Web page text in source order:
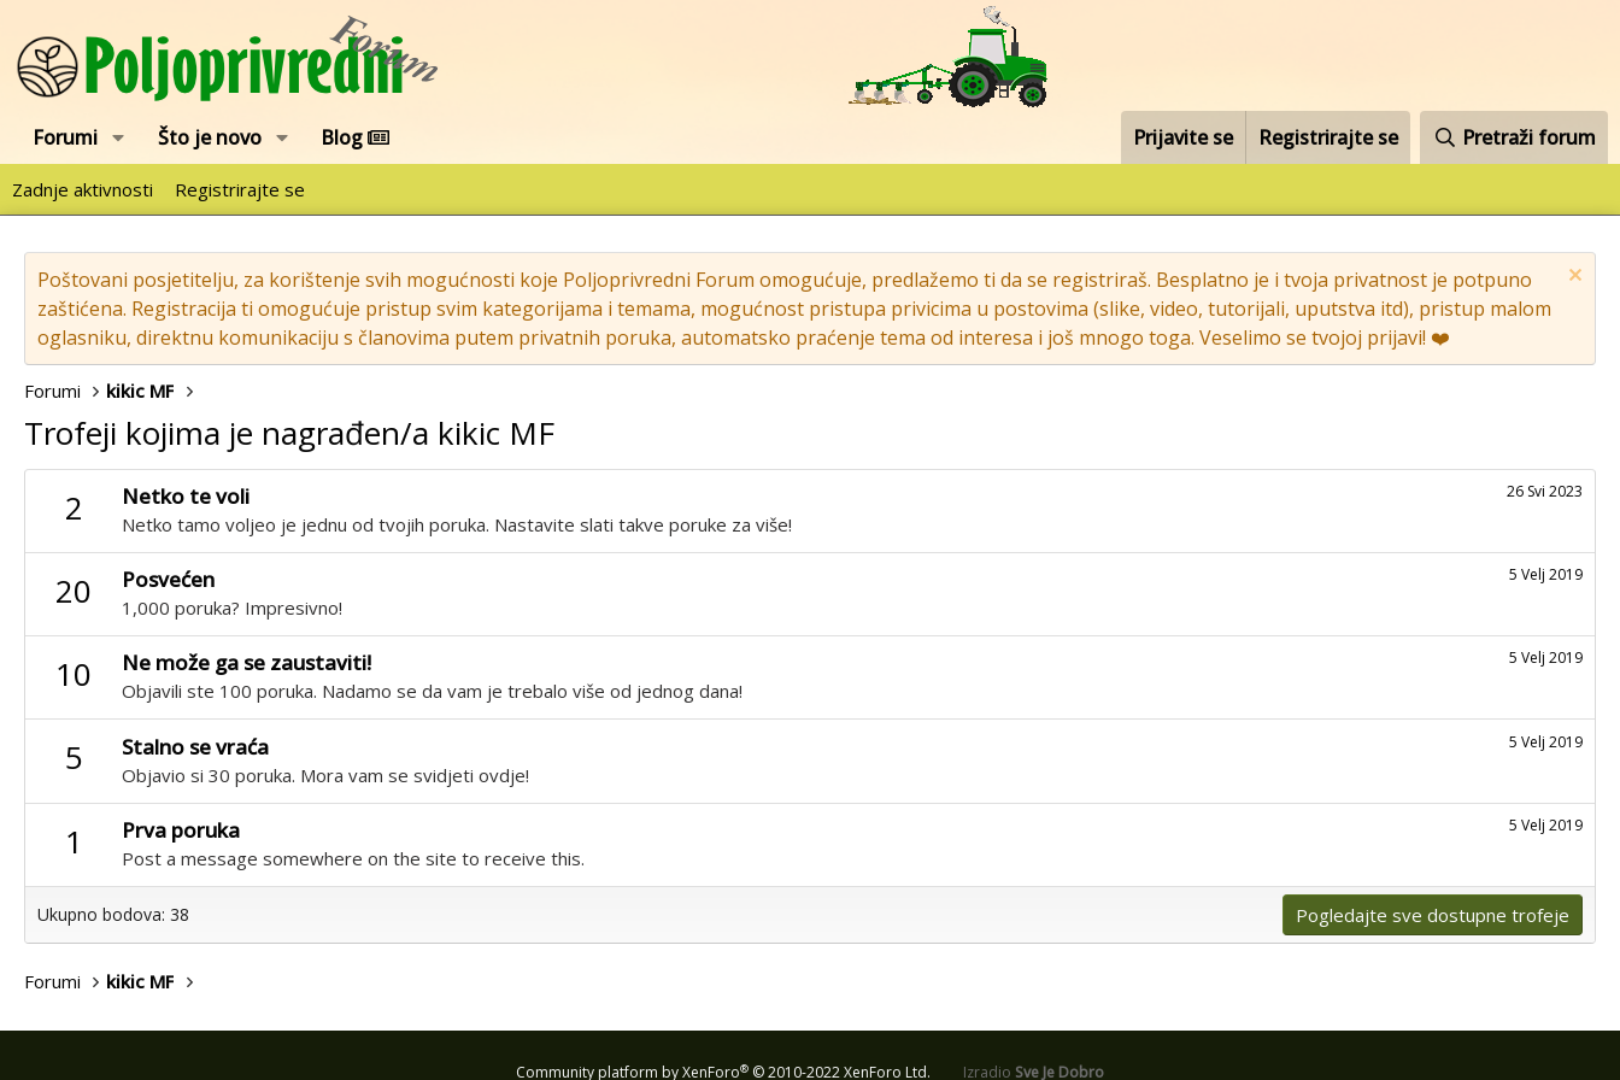
Forumi Što je novo Blog Prijavite se Registrirajte se Pretraži forum
Zadnje aktivnosti Registrirajte se
Poštovani posjetitelju, za korištenje svih mogućnosti koje Poljoprivredni Forum omogućuje, predlažemo ti da se registriraš. Besplatno je i tvoja privatnost je potpuno
zaštićena. Registracija ti omogućuje pristup svim kategorijama i temama, mogućnost pristupa privicima u postovima (slike, video, tutorijali, uputstva itd), pristup malom
oglasniku, direktnu komunikaciju s članovima putem privatnih poruka, automatsko praćenje tema od interesa i još mnogo toga. Veselimo se tvojoj prijavi! ❤️
Forumi kikic MF
Trofeji kojima je nagrađen/a kikic MF
2
26 Svi 2023
Netko te voli
Netko tamo voljeo je jednu od tvojih poruka. Nastavite slati takve poruke za više!
20 5 Velj 2019
Posvećen
1,000 poruka? Impresivno!
10 5 Velj 2019
Ne može ga se zaustaviti!
Objavili ste 100 poruka. Nadamo se da vam je trebalo više od jednog dana!
5 5 Velj 2019
Stalno se vraća
Objavio si 30 poruka. Mora vam se svidjeti ovdje!
1 5 Velj 2019
Prva poruka
Post a message somewhere on the site to receive this.
Ukupno bodova: 38 Pogledajte sve dostupne trofeje
Forumi kikic MF
Community platform by XenForo® © 2010-2022 XenForo Ltd. Izradio Sve Je Dobro